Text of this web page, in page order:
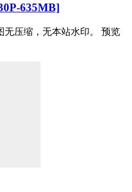
635MB]
无压缩，无本站水印。 预览